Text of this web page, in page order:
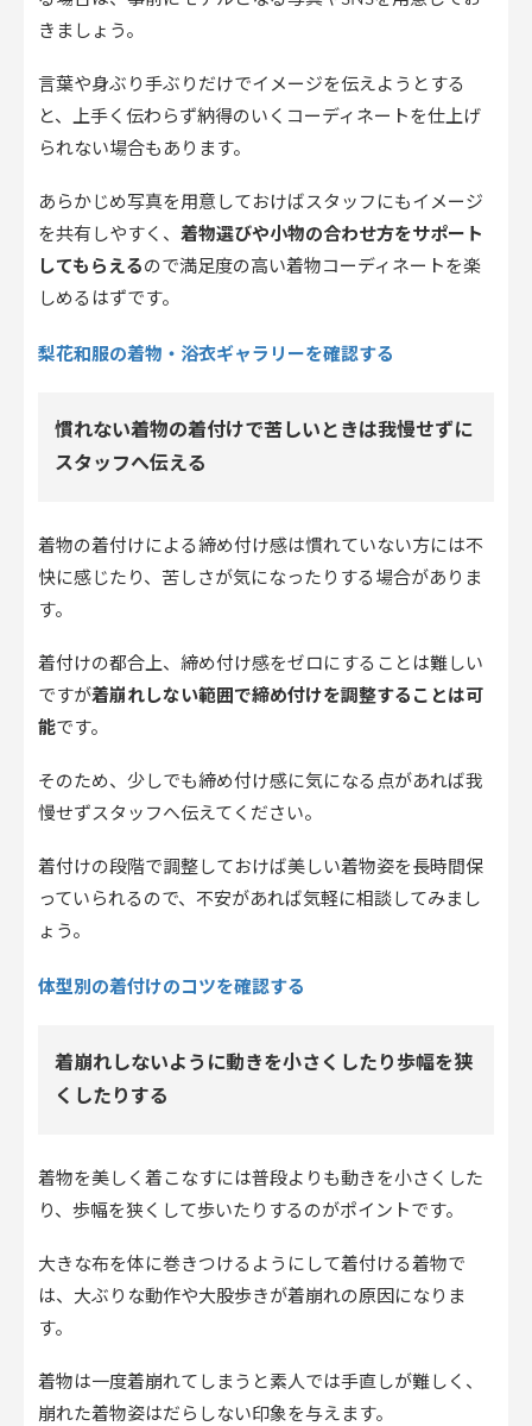
きましょう。
言葉や身ぶり手ぶりだけでイメージを伝えようとする
と、上手く伝わらず納得のいくコーディネートを仕上げ
られない場合もあります。
あらかじめ写真を用意しておけばスタッフにもイメージ
を共有しやすく、 着物選びや小物の合わせ方をサポート
してもらえるので満足度の高い着物コーディネートを楽
しめるはずです。
梨花和服の着物・浴衣ギャラリーを確認する
慣れない着物の着付けで苦しいときは我慢せずに
スタッフへ伝える
着物の着付けによる締め付け感は慣れていない方には不
快に感じたり、苦しさが気になったりする場合がありま
す。
着付けの都合上、締め付け感をゼロにすることは難しい
ですが着崩れしない範囲で締め付けを調整することは可
能です。
そのため、少しでも締め付け感に気になる点があれば我
慢せずスタッフへ伝えてください。
着付けの段階で調整しておけば美しい着物姿を長時間保
っていられるので、不安があれば気軽に相談してみまし
ょう。
体型別の着付けのコツを確認する
着崩れしないように動きを小さくしたり歩幅を狭
くしたりする
着物を美しく着こなすには普段よりも動きを小さくした
り、歩幅を狭くして歩いたりするのがポイントです。
大きな布を体に巻きつけるようにして着付ける着物で
は、大ぶりな動作や大股歩きが着崩れの原因になりま
す。
着物は一度着崩れてしまうと素人では手直しが難しく、
崩れた着物姿はだらしない印象を与えます。